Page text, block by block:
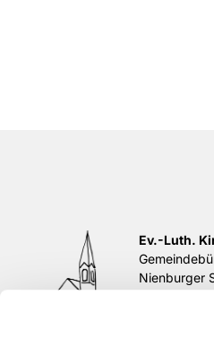
Ev.-Luth.
Nienburger
di 11-12